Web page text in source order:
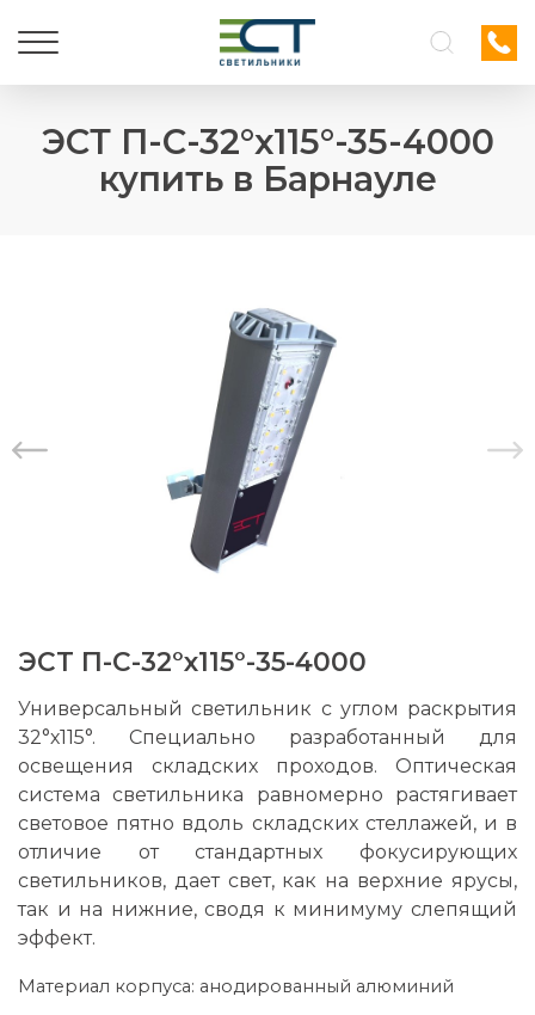
ЭСТ П-С-32°х115°-35-4000
купить в Барнауле
ЭСТ П-С-32°х115°-35-4000
Универсальный светильник с углом раскрытия
32°х115°. Специально разработанный для
освещения складских проходов. Оптическая
система светильника равномерно растягивает
световое пятно вдоль складских стеллажей, и в
отличие от стандартных фокусирующих
светильников, дает свет, как на верхние ярусы,
так и на нижние, сводя к минимуму слепящий
эффект.
Материал корпуса: анодированный алюминий